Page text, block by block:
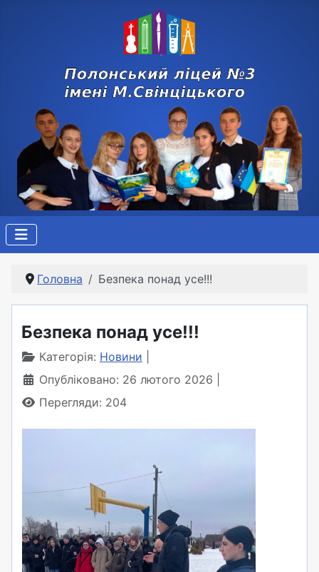
Головна Безпека понад усе!!!
Безпека понад усе!!!
Категорія: Новини
Опубліковано: 26 лютого 2026
Перегляди: 204